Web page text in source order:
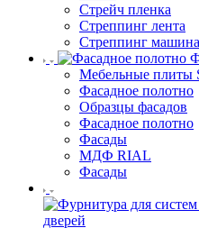
Стрейч пленка
Стреппинг лента
Стреппинг машина
Мебельные плиты
Фасадное полотно
Образцы фасадов
Фасадное полотно
Фасады
МДФ RIAL
Фасады